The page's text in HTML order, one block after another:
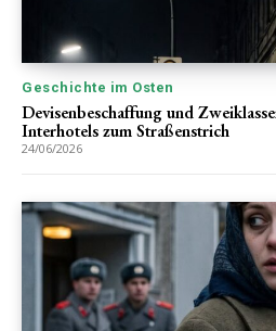
Geschichte im Osten
Devisenbeschaffung und
Interhotels zum Straßenstrich
24/06/2026